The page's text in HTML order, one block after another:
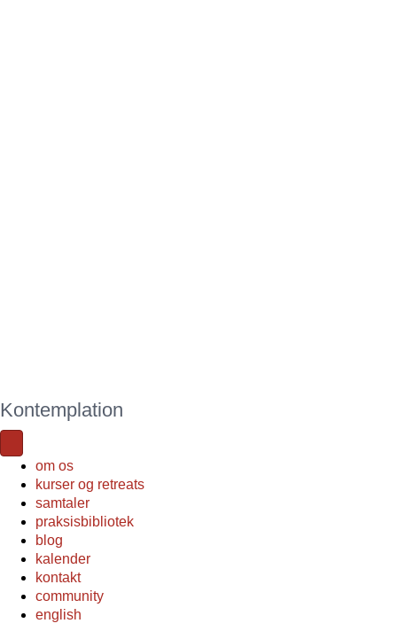
Kontemplation
om os
kurser og retreats
samtaler
praksisbibliotek
blog
kalender
kontakt
community
english